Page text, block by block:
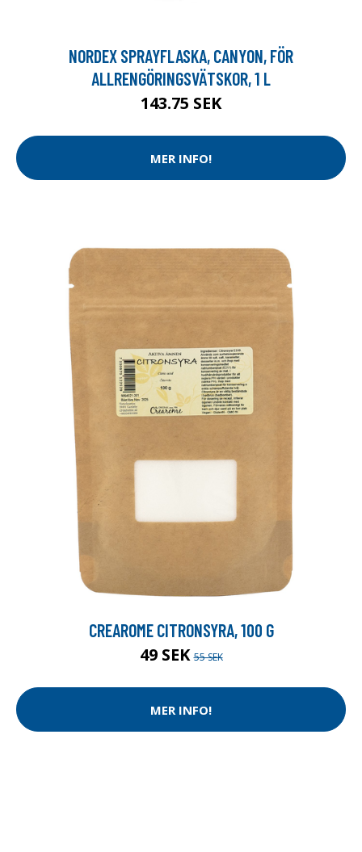
NORDEX SPRAYFLASKA, CANYON, FÖR
ALLRENGÖRINGSVÄTSKOR, 1 L
143.75 SEK
MER INFO!
CREAROME CITRONSYRA, 100 G
49 SEK55 SEK
MER INFO!